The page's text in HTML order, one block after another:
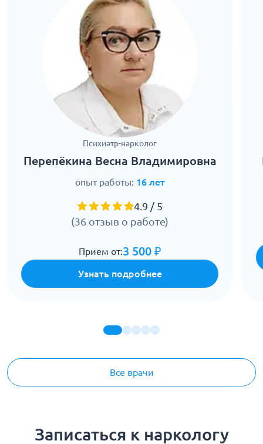
Все врачи
Психиатр-нарколог
Перепёкина Весна Владимировна
опыт работы: 16 лет
4.9 / 5
(36 отзыв о работе)
Прием от:3 500 ₽
Узнать подробнее
Записаться к наркологу